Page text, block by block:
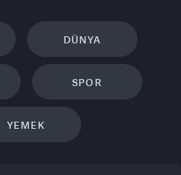
DÜNYA
SPOR
YEMEK